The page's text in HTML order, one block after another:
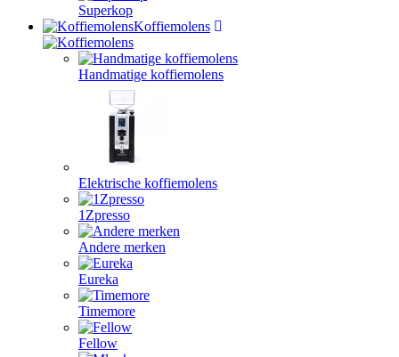
Superkop
Koffiemolens
Handmatige koffiemolens
Elektrische koffiemolens
1Zpresso
Andere merken
Eureka
Timemore
Fellow